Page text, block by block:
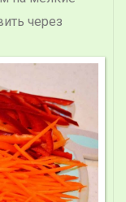
через